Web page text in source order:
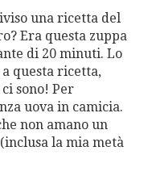
una ricetta del
Era questa zuppa
di 20 minuti. Lo
questa ricetta,
sono! Per
uova in camicia.
non amano un
la mia metà